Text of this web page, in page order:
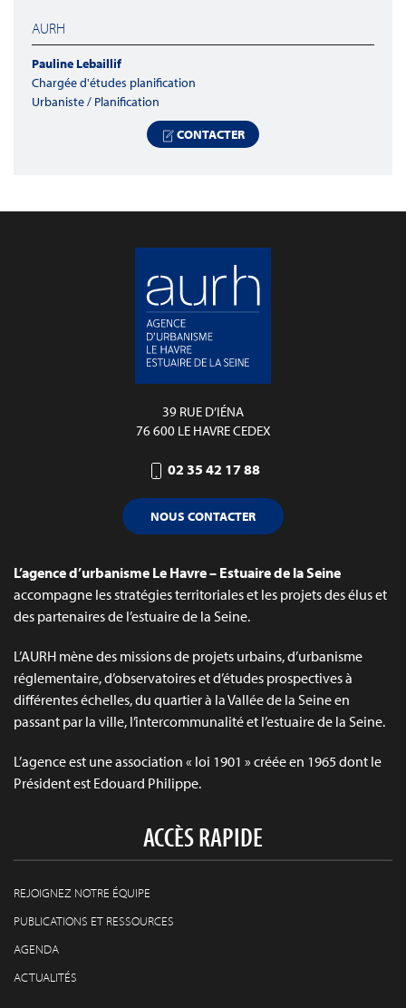
AURH
Pauline Lebaillif
Chargée d'études planification
Urbaniste / Planification
CONTACTER
39 RUE D’IÉNA
76 600 LE HAVRE CEDEX
02 35 42 17 88
NOUS CONTACTER
L’agence d’urbanisme Le Havre – Estuaire de la Seine
accompagne les stratégies territoriales et les projets des élus et
des partenaires de l’estuaire de la Seine.
L’AURH mène des missions de projets urbains, d’urbanisme
réglementaire, d’observatoires et d’études prospectives à
différentes échelles, du quartier à la Vallée de la Seine en
passant par la ville, l’intercommunalité et l’estuaire de la Seine.
L’agence est une association « loi 1901 » créée en 1965 dont le
Président est Edouard Philippe.
ACCÈS RAPIDE
REJOIGNEZ NOTRE ÉQUIPE
PUBLICATIONS ET RESSOURCES
AGENDA
ACTUALITÉS